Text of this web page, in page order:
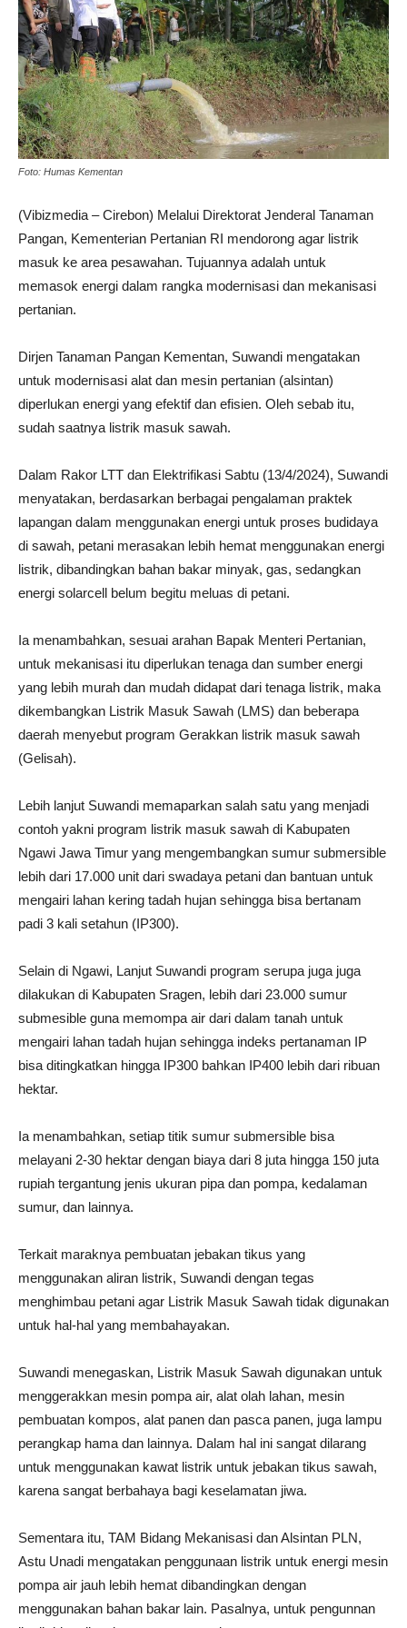
Foto: Humas Kementan
(Vibizmedia – Cirebon) Melalui Direktorat Jenderal Tanaman
Pangan, Kementerian Pertanian RI mendorong agar listrik
masuk ke area pesawahan. Tujuannya adalah untuk
memasok energi dalam rangka modernisasi dan mekanisasi
pertanian.
Dirjen Tanaman Pangan Kementan, Suwandi mengatakan
untuk modernisasi alat dan mesin pertanian (alsintan)
diperlukan energi yang efektif dan efisien. Oleh sebab itu,
sudah saatnya listrik masuk sawah.
Dalam Rakor LTT dan Elektrifikasi Sabtu (13/4/2024), Suwandi
menyatakan, berdasarkan berbagai pengalaman praktek
lapangan dalam menggunakan energi untuk proses budidaya
di sawah, petani merasakan lebih hemat menggunakan energi
listrik, dibandingkan bahan bakar minyak, gas, sedangkan
energi solarcell belum begitu meluas di petani.
Ia menambahkan, sesuai arahan Bapak Menteri Pertanian,
untuk mekanisasi itu diperlukan tenaga dan sumber energi
yang lebih murah dan mudah didapat dari tenaga listrik, maka
dikembangkan Listrik Masuk Sawah (LMS) dan beberapa
daerah menyebut program Gerakkan listrik masuk sawah
(Gelisah).
Lebih lanjut Suwandi memaparkan salah satu yang menjadi
contoh yakni program listrik masuk sawah di Kabupaten
Ngawi Jawa Timur yang mengembangkan sumur submersible
lebih dari 17.000 unit dari swadaya petani dan bantuan untuk
mengairi lahan kering tadah hujan sehingga bisa bertanam
padi 3 kali setahun (IP300).
Selain di Ngawi, Lanjut Suwandi program serupa juga juga
dilakukan di Kabupaten Sragen, lebih dari 23.000 sumur
submesible guna memompa air dari dalam tanah untuk
mengairi lahan tadah hujan sehingga indeks pertanaman IP
bisa ditingkatkan hingga IP300 bahkan IP400 lebih dari ribuan
hektar.
Ia menambahkan, setiap titik sumur submersible bisa
melayani 2-30 hektar dengan biaya dari 8 juta hingga 150 juta
rupiah tergantung jenis ukuran pipa dan pompa, kedalaman
sumur, dan lainnya.
Terkait maraknya pembuatan jebakan tikus yang
menggunakan aliran listrik, Suwandi dengan tegas
menghimbau petani agar Listrik Masuk Sawah tidak digunakan
untuk hal-hal yang membahayakan.
Suwandi menegaskan, Listrik Masuk Sawah digunakan untuk
menggerakkan mesin pompa air, alat olah lahan, mesin
pembuatan kompos, alat panen dan pasca panen, juga lampu
perangkap hama dan lainnya. Dalam hal ini sangat dilarang
untuk menggunakan kawat listrik untuk jebakan tikus sawah,
karena sangat berbahaya bagi keselamatan jiwa.
Sementara itu, TAM Bidang Mekanisasi dan Alsintan PLN,
Astu Unadi mengatakan penggunaan listrik untuk energi mesin
pompa air jauh lebih hemat dibandingkan dengan
menggunakan bahan bakar lain. Pasalnya, untuk pengunnan